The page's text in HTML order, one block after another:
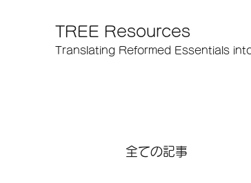
TREE Resources
Translating Reformed Essentials
全ての記事